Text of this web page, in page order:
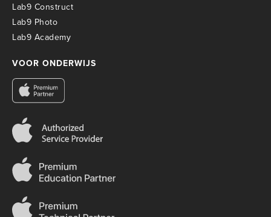
Lab9 Construct
Lab9 Photo
Lab9 Academy
VOOR ONDERWIJS